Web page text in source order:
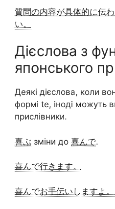
質問の内容が具体的に伝
い。
Дієслова з
японського
Деякі дієслова, коли
формі te, іноді можуть
прислівники.
喜ぶ зміни до 喜んで.
喜んで行きます。
喜んでお手伝いしますよ。